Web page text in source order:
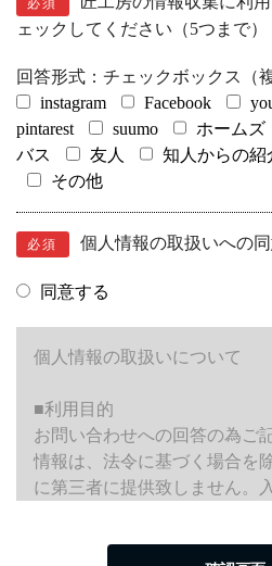
ェックしてください（5つまで）
回答形式：チェックボックス（
instagram
Facebook
pintarest
suumo ホームズ
バス
友人 知人からの紹
その他
必須 個人情報の取扱いへの
同意する
個人情報の取扱いについて
■利用目的
お問い合わせへの回答の為ご
情報は、法令に基づく場合を
に第三者に提供致しません。